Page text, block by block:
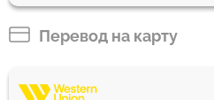
5370.28 UAH
Перевод на карту